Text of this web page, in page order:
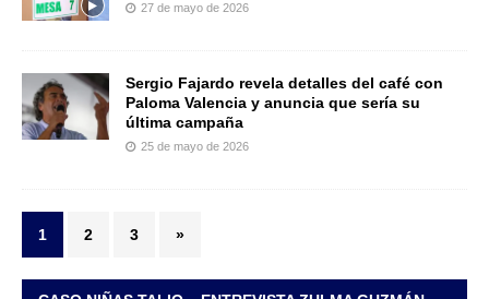
27 de mayo de 2026
Sergio Fajardo revela detalles del café con
Paloma Valencia y anuncia que sería su
última campaña
25 de mayo de 2026
1 2 3 »